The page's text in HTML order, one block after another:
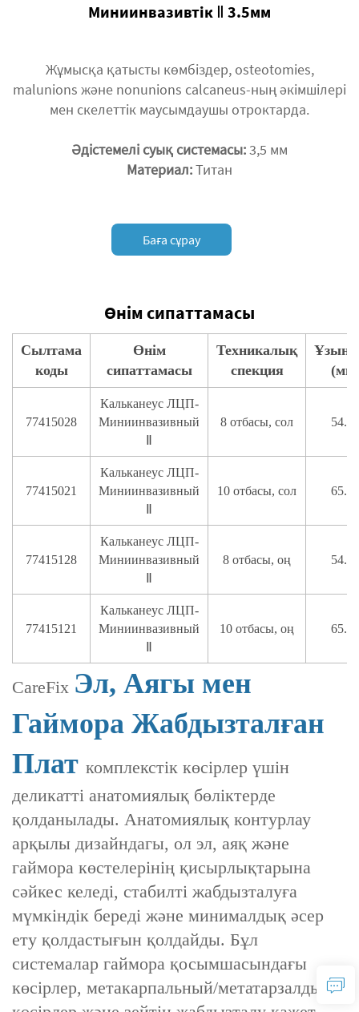
Миниинвазивтік Ⅱ 3.5мм
Жұмысқа қатысты көмбіздер, osteotomies,
malunions және nonunions calcaneus-ның әкімшілері
мен скелеттік маусымдаушы отроктарда.
Әдістемелі суық системасы:3,5 мм
Материал:Титан
Баға сұрау
Өнім сипаттамасы
Сылтама
коды
Өнім
сипаттамасы
Техникалық
спекция
(мм)
77415028
Кальканеус ЛЦП-
Миниинвазивный
8 отбасы, сол 54.98
77415021
Кальканеус ЛЦП-
Миниинвазивный
10 отбасы, сол 65.27
77415128
Кальканеус ЛЦП-
Миниинвазивный
8 отбасы, оң 54.98
77415121
Кальканеус ЛЦП-
Миниинвазивный
10 отбасы, оң 65.27
CareFix Эл, Аягы мен
Гаймора Жабдызталған
Плат комплекстік көсірлер үшін
деликатті анатомиялық бөліктерде
қолданылады. Анатомиялық контурлау
арқылы дизайндагы, ол эл, аяқ және
гаймора көстелерінің қисырлықтарына
сәйкес келеді, стабилті жабдызталуға
мүмкіндік береді және минималдық әсер
ету қолдастығын қолдайды. Бұл
системалар гаймора қосымшасындағы
көсірлер, метакарпальный/метатарзалдық